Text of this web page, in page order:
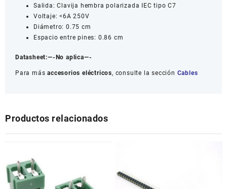
Salida: Clavija hembra polarizada IEC tipo C7
Voltaje: <6A 250V
Diámetro: 0.75 cm
Espacio entre pines: 0.86 cm
Datasheet:—-No aplica—-
Para másaccesorios eléctricos, consulte la sección Cables
Productos relacionados